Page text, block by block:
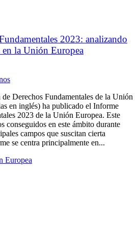
2023: analizando
en la Unión Europea
Derechos Fundamentales de la Unión
en inglés) ha publicado el Informe
2023 de la Unión Europea. Este
conseguidos en este ámbito durante
campos que suscitan cierta
se centra principalmente en...
Europea